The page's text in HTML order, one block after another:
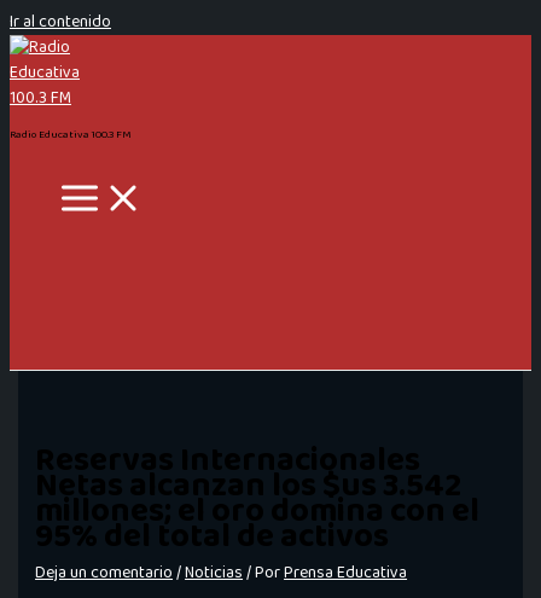
Ir al contenido
Radio Educativa 100.3 FM
Reservas Internacionales
Netas alcanzan los $us 3.542
millones; el oro domina con el
95% del total de activos
Deja un comentario/Noticias/ PorPrensa Educativa